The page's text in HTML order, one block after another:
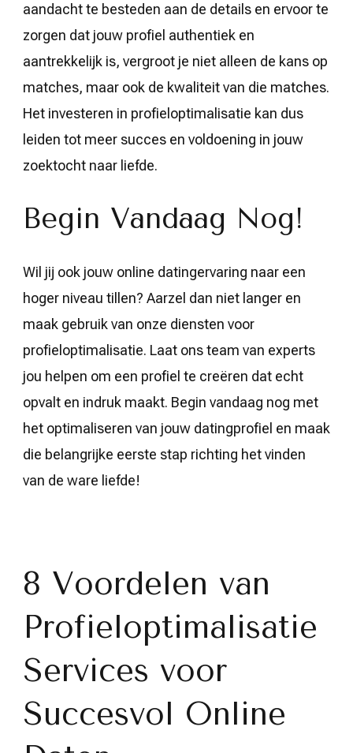
aandacht te besteden aan de details en ervoor te
zorgen dat jouw profiel authentiek en
aantrekkelijk is, vergroot je niet alleen de kans op
matches, maar ook de kwaliteit van die matches.
Het investeren in profieloptimalisatie kan dus
leiden tot meer succes en voldoening in jouw
zoektocht naar liefde.
Begin Vandaag Nog!
Wil jij ook jouw online datingervaring naar een
hoger niveau tillen? Aarzel dan niet langer en
maak gebruik van onze diensten voor
profieloptimalisatie. Laat ons team van experts
jou helpen om een profiel te creëren dat echt
opvalt en indruk maakt. Begin vandaag nog met
het optimaliseren van jouw datingprofiel en maak
die belangrijke eerste stap richting het vinden
van de ware liefde!
8 Voordelen van
Profieloptimalisatie
Services voor
Succesvol Online